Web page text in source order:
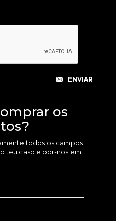
os
todos os campos
teu caso e por-nos em